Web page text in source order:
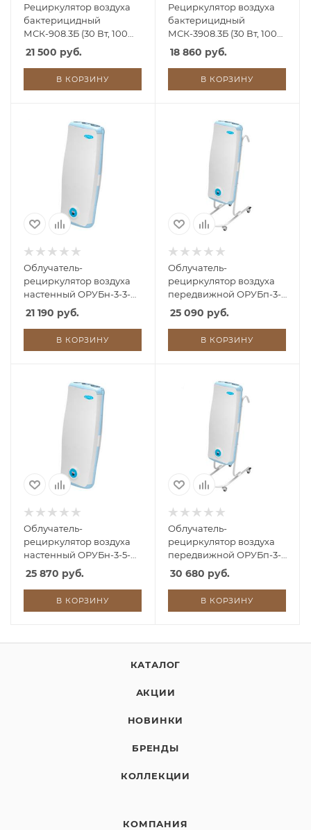
Рециркулятор воздуха
бактерицидный
МСК-908.3Б (30 Вт, 100
м3/час)
21 500 руб.
В КОРЗИНУ
Рециркулятор воздуха
бактерицидный
МСК-3908.3Б (30 Вт, 100
м3/час)
18 860 руб.
В КОРЗИНУ
Облучатель-
рециркулятор воздуха
настенный ОРУБн-3-3-
КРОНТ (Дезар-3; 60Вт,
100м3/час)
21 190 руб.
В КОРЗИНУ
Облучатель-
рециркулятор воздуха
передвижной ОРУБп-3-
3-КРОНТ (Дезар-4; 60Вт,
100м3/час)
25 090 руб.
В КОРЗИНУ
Облучатель-
рециркулятор воздуха
настенный ОРУБн-3-5-
КРОНТ (Дезар-5; 100Вт,
100м3/час)
25 870 руб.
В КОРЗИНУ
Облучатель-
рециркулятор воздуха
передвижной ОРУБп-3-
5-КРОНТ (Дезар-7; 100Вт,
100м3/час)
30 680 руб.
В КОРЗИНУ
КАТАЛОГ
АКЦИИ
НОВИНКИ
БРЕНДЫ
КОЛЛЕКЦИИ
КОМПАНИЯ